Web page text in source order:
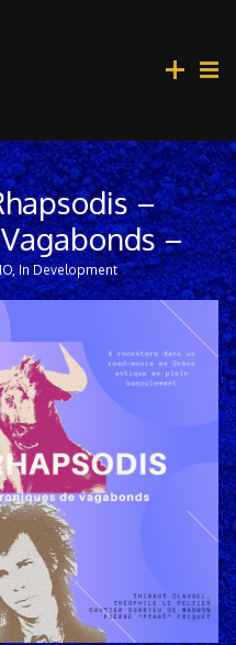
–
–
, In Development